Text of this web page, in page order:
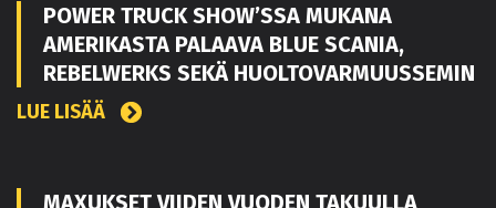
POWER TRUCK SHOW’SSA MUKANA
AMERIKASTA PALAAVA BLUE SCANIA,
REBELWERKS SEKÄ HUOLTOVARMUUSSEMIN
LUE LISÄÄ
MAXUKSET VIIDEN VUODEN TAKUULLA